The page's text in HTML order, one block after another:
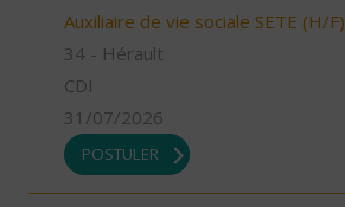
Auxiliaire de vie sociale SETE (H/F)
34 - Hérault
CDI
31/07/2026
POSTULER